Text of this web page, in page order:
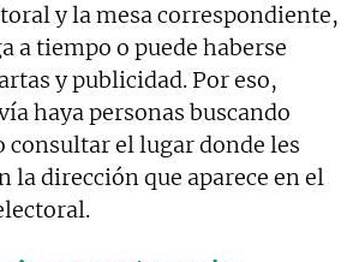
y la mesa correspondiente,
a tiempo o puede haberse
y publicidad. Por eso,
haya personas buscando
consultar el lugar donde les
la dirección que aparece en el